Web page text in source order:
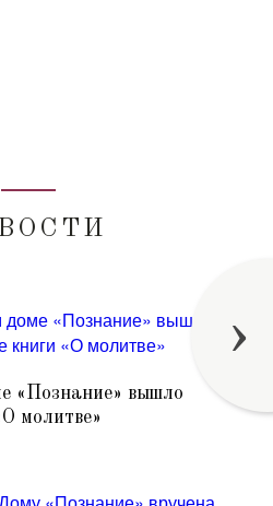
«Познание» вышло
молитве»
›